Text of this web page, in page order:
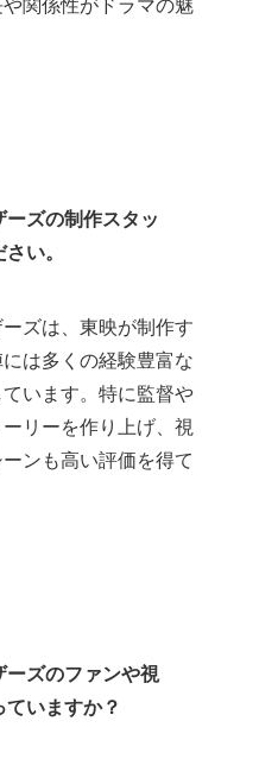
関係性がドラマの魅
ズの制作スタッ
い。
ズは、東映が制作す
は多くの経験豊富な
います。特に監督や
リーを作り上げ、視
ンも高い評価を得て
ーズのファンや視
いますか？